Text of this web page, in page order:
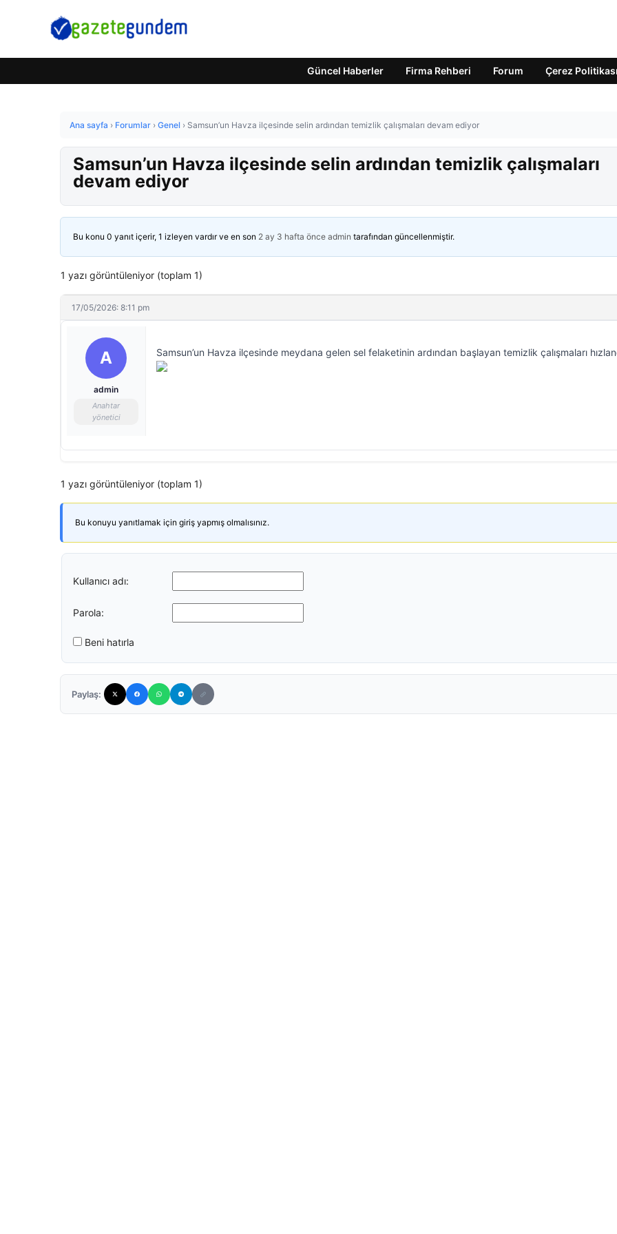
Güncel Haberler Firma Rehberi Forum Çerez Politikası
Ana sayfa › Forumlar › Genel › Samsun’un Havza ilçesinde selin ardından temizlik çalışmaları devam ediyor
Samsun’un Havza ilçesinde selin ardından temizlik çalışmaları
devam ediyor
Bu konu 0 yanıt içerir, 1 izleyen vardır ve en son 2 ay 3 hafta önce admin tarafından güncellenmiştir.
1 yazı görüntüleniyor (toplam 1)
17/05/2026: 8:11 pm
A
admin
Anahtar
yönetici
Samsun’un Havza ilçesinde meydana gelen sel felaketinin ardından başlayan temizlik çalışmaları
1 yazı görüntüleniyor (toplam 1)
Bu konuyu yanıtlamak için giriş yapmış olmalısınız.
Kullanıcı adı:
Parola:
Beni hatırla
Paylaş: